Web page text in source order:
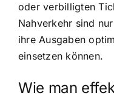
oder verbilligten
Nahverkehr sind
ihre Ausgaben
einsetzen können.
Wie man